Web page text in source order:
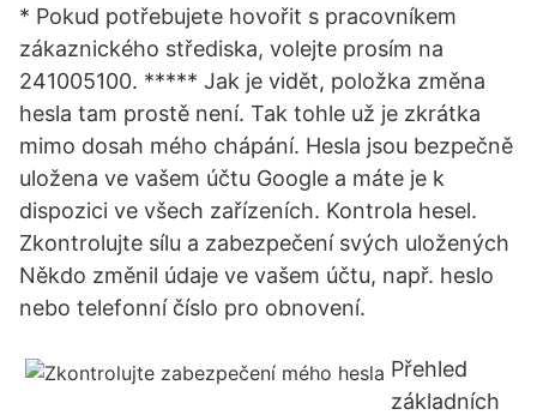
* Pokud potřebujete hovořit s pracovníkem
zákaznického střediska, volejte prosím na
241005100. ***** Jak je vidět, položka změna
hesla tam prostě není. Tak tohle už je zkrátka
mimo dosah mého chápání. Hesla jsou bezpečně
uložena ve vašem účtu Google a máte je k
dispozici ve všech zařízeních. Kontrola hesel.
Zkontrolujte sílu a zabezpečení svých uložených
Někdo změnil údaje ve vašem účtu, např. heslo
nebo telefonní číslo pro obnovení.
Přehled
základních